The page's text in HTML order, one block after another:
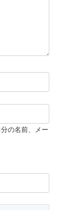
の名前、メー